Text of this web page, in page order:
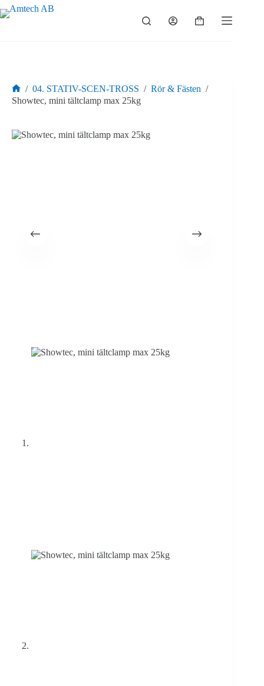
Hoppa
till
Varukorg
Hem
/ 04. STATIV-SCEN-TROSS / Rör & Fästen /
Showtec, mini tältclamp max 25kg